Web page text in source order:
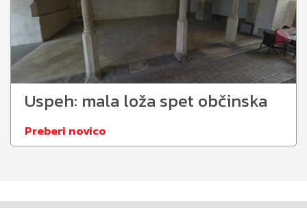
Uspeh: mala loža spet občinska
Preberi novico